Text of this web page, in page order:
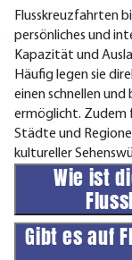
Flusskreuzfahrten
persönliches und
Kapazität und
Häufig legen sie
einen schnellen
ermöglicht. Zudem
Städte und
kultureller
Wie ist
Gibt es auf